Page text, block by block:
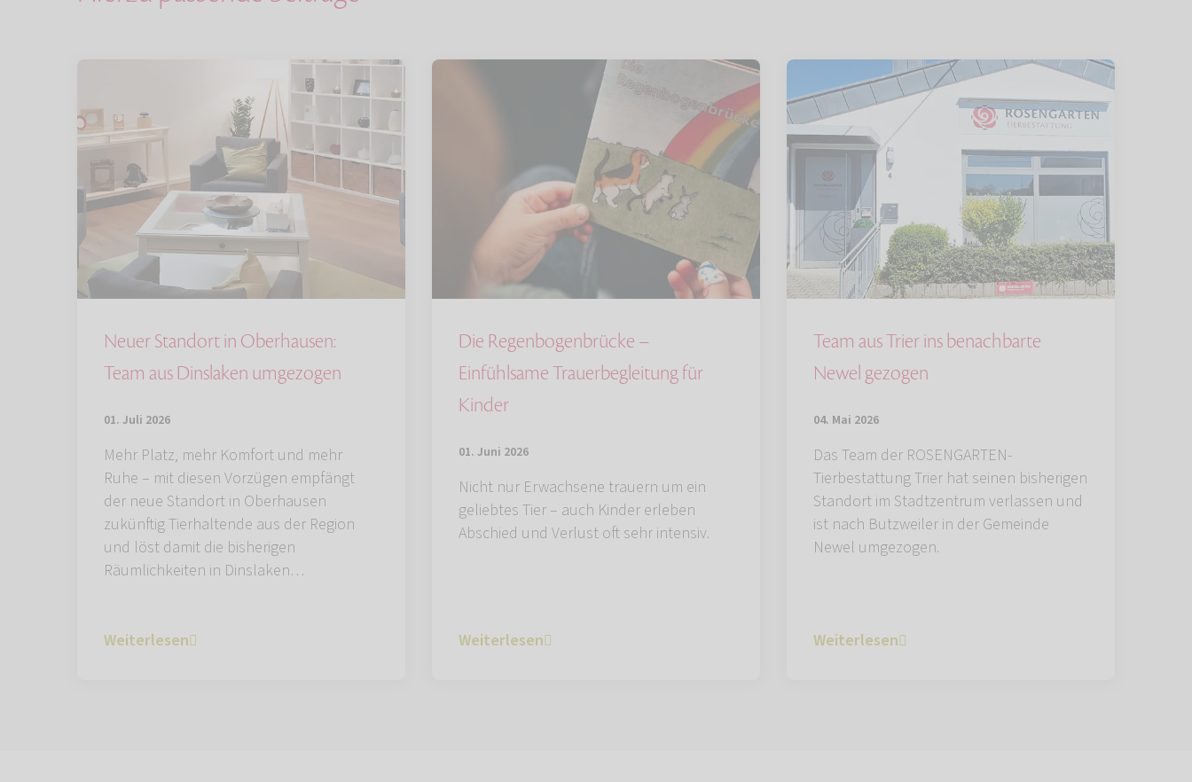
Neuer Standort in Oberhausen:
Team aus Dinslaken umgezogen
01. Juli 2026
Mehr Platz, mehr Komfort und mehr
Ruhe – mit diesen Vorzügen empfängt
der neue Standort in Oberhausen
zukünftig Tierhaltende aus der Region
und löst damit die bisherigen
Räumlichkeiten in Dinslaken…
Weiterlesen
Die Regenbogenbrücke –
Einfühlsame Trauerbegleitung für
Kinder
01. Juni 2026
Nicht nur Erwachsene trauern um ein
geliebtes Tier – auch Kinder erleben
Abschied und Verlust oft sehr intensiv.
Weiterlesen
Team aus Trier ins benachbarte
Newel gezogen
04. Mai 2026
Das Team der ROSENGARTEN-
Tierbestattung Trier hat seinen bisherigen
Standort im Stadtzentrum verlassen und
ist nach Butzweiler in der Gemeinde
Newel umgezogen.
Weiterlesen